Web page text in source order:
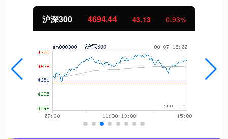
沪深300 4694.44 43.13 0.93%